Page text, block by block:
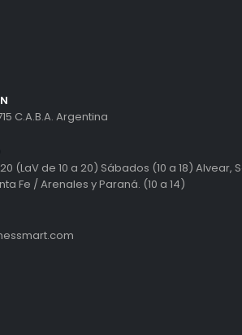
C.A.B.A. Argentina
(LaV de 10 a 20) Sábados (10 a 18) Alvear,
Fe / Arenales y Paraná. (10 a 14)